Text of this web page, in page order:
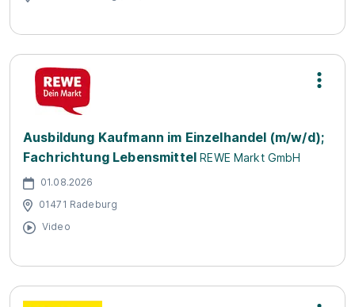
Ausbildung Kaufmann im Einzelhandel (m/w/d);
Fachrichtung Lebensmittel REWE Markt GmbH
01.08.2026
01471 Radeburg
Video